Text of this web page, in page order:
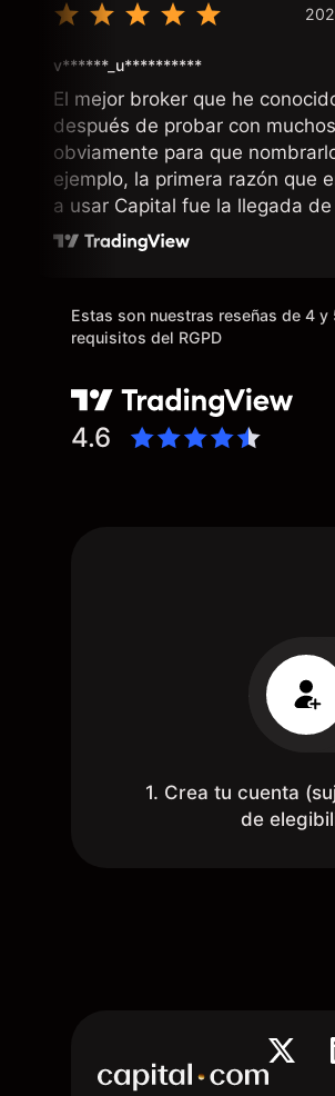
v******_u**********
El mejor broker que he
después de probar con
obviamente para que
ejemplo, la primera razón que
a usar Capital fue la llegada de
dinero de inmediato a mi cuenta
días o tienen mucha
segunda razón, que te devuelve
mercado determinado, debido
spread y al volumen existente.
Mientras más activo seas, más
Estas son nuestras reseñas de 4
requisitos del RGPD
4.6
1. Crea tu cuenta
de